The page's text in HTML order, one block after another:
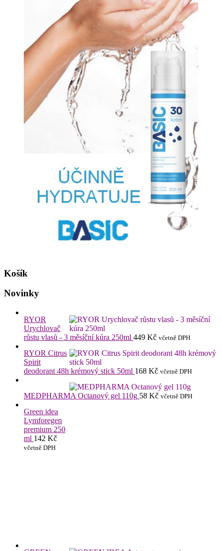
Košík
Novinky
RYOR
Urychlovač
růstu vlasů - 3 měsíční kúra 250ml 449 Kč včetně DPH
RYOR Citrus
Spirit
deodorant 48h krémový stick 50ml 168 Kč včetně DPH
MEDPHARMA Octanový gel 110g 58 Kč včetně DPH
Green idea
Lymforegen
premium 250
ml 142 Kč
včetně DPH